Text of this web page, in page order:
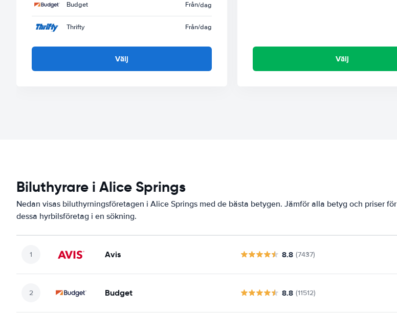
Budget Från/dag
Thrifty Från/dag
Välj Välj
Biluthyrare i Alice Springs
Nedan visas biluthyrningsföretagen i Alice Springs med de bästa betygen. Jämför alla betyg och priser för
dessa hyrbilsföretag i en sökning.
Avis 8.8 (7437)
Budget 8.8 (11512)